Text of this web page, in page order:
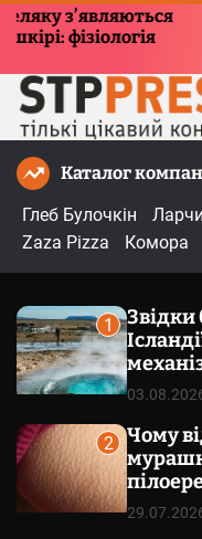
Каталог
Глеб Булочкін
Zaza Pizza
Комора
1
Звідки
2
Чому